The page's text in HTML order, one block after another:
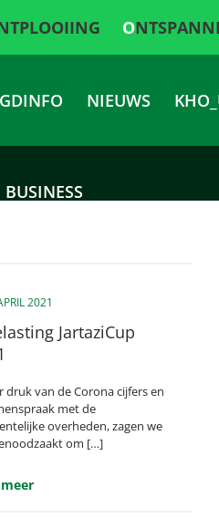
NIEUWS
BUSINESS
2021
JartaziCup
druk van de Corona cijfers en
met de
overheden, zagen we
om […]